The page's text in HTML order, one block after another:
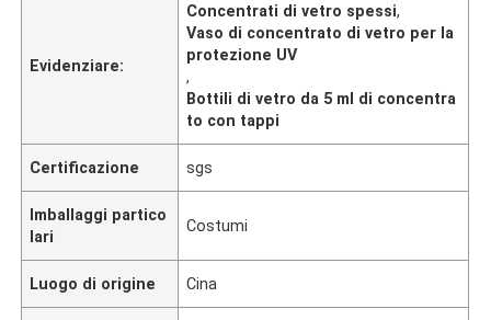
Evidenziare:
Concentrati di vetro spessi,
Vaso di concentrato di vetro per la
protezione UV
,
Bottili di vetro da 5 ml di concentra
to con tappi
Certificazione sgs
Imballaggi partico
lari
Costumi
Luogo di origine Cina